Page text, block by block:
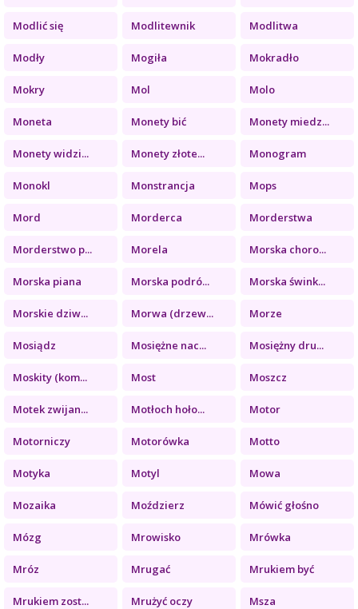
Modlić się Modlitewnik Modlitwa
Modły Mogiła Mokradło
Mokry Mol Molo
Moneta Monety bić Monety miedz...
Monety widzi... Monety złote... Monogram
Monokl Monstrancja Mops
Mord Morderca Morderstwa
Morderstwo p... Morela Morska choro...
Morska piana Morska podró... Morska śwink...
Morskie dziw... Morwa (drzew... Morze
Mosiądz Mosiężne nac... Mosiężny dru...
Moskity (kom... Most Moszcz
Motek zwijan... Motłoch hoło... Motor
Motorniczy Motorówka Motto
Motyka Motyl Mowa
Mozaika Moździerz Mówić głośno
Mózg Mrowisko Mrówka
Mróz Mrugać Mrukiem być
Mrukiem zost... Mrużyć oczy Msza